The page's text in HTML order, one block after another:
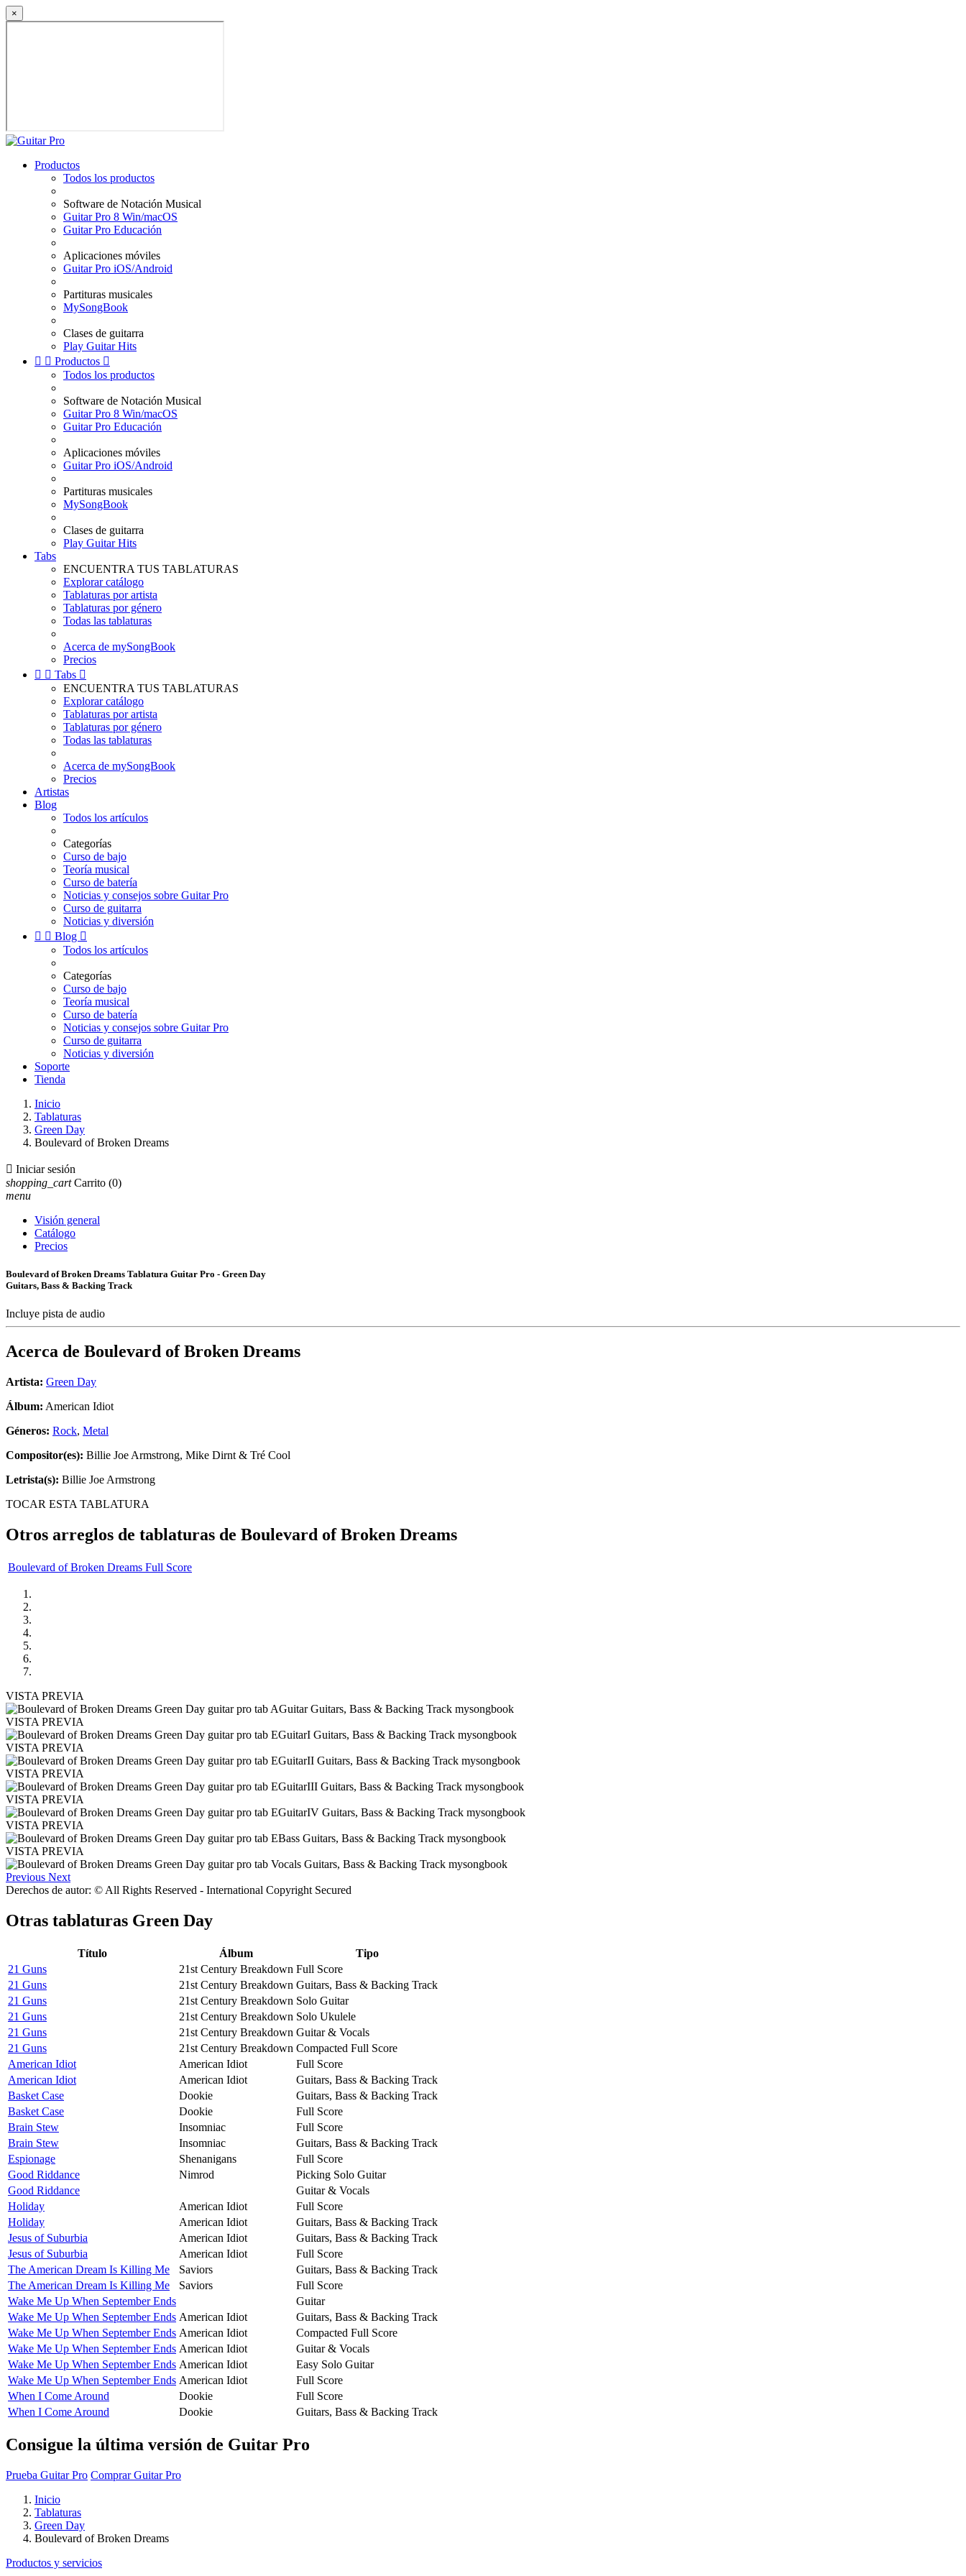
×
Productos
Todos los productos
Software de Notación Musical
Guitar Pro 8 Win/macOS
Guitar Pro Educación
Aplicaciones móviles
Guitar Pro iOS/Android
Partituras musicales
MySongBook
Clases de guitarra
Play Guitar Hits
  Productos 
Todos los productos
Software de Notación Musical
Guitar Pro 8 Win/macOS
Guitar Pro Educación
Aplicaciones móviles
Guitar Pro iOS/Android
Partituras musicales
MySongBook
Clases de guitarra
Play Guitar Hits
Tabs
ENCUENTRA TUS TABLATURAS
Explorar catálogo
Tablaturas por artista
Tablaturas por género
Todas las tablaturas
Acerca de mySongBook
Precios
  Tabs 
ENCUENTRA TUS TABLATURAS
Explorar catálogo
Tablaturas por artista
Tablaturas por género
Todas las tablaturas
Acerca de mySongBook
Precios
Artistas
Blog
Todos los artículos
Categorías
Curso de bajo
Teoría musical
Curso de batería
Noticias y consejos sobre Guitar Pro
Curso de guitarra
Noticias y diversión
  Blog 
Todos los artículos
Categorías
Curso de bajo
Teoría musical
Curso de batería
Noticias y consejos sobre Guitar Pro
Curso de guitarra
Noticias y diversión
Soporte
Tienda
Inicio
Tablaturas
Green Day
Boulevard of Broken Dreams
 Iniciar sesión
shopping_cart Carrito (0)
menu
Visión general
Catálogo
Precios
Boulevard of Broken Dreams Tablatura Guitar Pro - Green Day
Guitars, Bass & Backing Track
Incluye pista de audio
Acerca de Boulevard of Broken Dreams
Artista: Green Day
Álbum: American Idiot
Géneros: Rock, Metal
Compositor(es): Billie Joe Armstrong, Mike Dirnt & Tré Cool
Letrista(s): Billie Joe Armstrong
TOCAR ESTA TABLATURA
Otros arreglos de tablaturas de Boulevard of Broken Dreams
Boulevard of Broken Dreams Full Score
VISTA PREVIA
VISTA PREVIA
VISTA PREVIA
VISTA PREVIA
VISTA PREVIA
VISTA PREVIA
VISTA PREVIA
Previous Next
Derechos de autor: © All Rights Reserved - International Copyright Secured
Otras tablaturas Green Day
Título Álbum
Tipo
21 Guns
21st Century Breakdown Full Score
21 Guns
21st Century Breakdown Guitars, Bass & Backing Track
21 Guns
21st Century Breakdown Solo Guitar
21 Guns
21st Century Breakdown Solo Ukulele
21 Guns
21st Century Breakdown Guitar & Vocals
21 Guns
21st Century Breakdown Compacted Full Score
American Idiot
American Idiot
Full Score
American Idiot
American Idiot
Guitars, Bass & Backing Track
Basket Case
Dookie
Guitars, Bass & Backing Track
Basket Case
Dookie
Full Score
Brain Stew
Insomniac
Full Score
Brain Stew
Insomniac
Guitars, Bass & Backing Track
Espionage
Shenanigans
Full Score
Good Riddance
Nimrod
Picking Solo Guitar
Good Riddance
Guitar & Vocals
Holiday
American Idiot
Full Score
Holiday
American Idiot
Guitars, Bass & Backing Track
Jesus of Suburbia
American Idiot
Guitars, Bass & Backing Track
Jesus of Suburbia
American Idiot
Full Score
The American Dream Is Killing Me
Saviors
Guitars, Bass & Backing Track
The American Dream Is Killing Me
Saviors
Full Score
Wake Me Up When September Ends
Guitar
Wake Me Up When September Ends American Idiot
Guitars, Bass & Backing Track
Wake Me Up When September Ends American Idiot
Compacted Full Score
Wake Me Up When September Ends American Idiot
Guitar & Vocals
Wake Me Up When September Ends American Idiot
Easy Solo Guitar
Wake Me Up When September Ends American Idiot
Full Score
When I Come Around
Dookie
Full Score
When I Come Around
Dookie Guitars, Bass & Backing Track
Consigue la última versión de Guitar Pro
Prueba Guitar Pro Comprar Guitar Pro
Inicio
Tablaturas
Green Day
Boulevard of Broken Dreams
Productos y servicios